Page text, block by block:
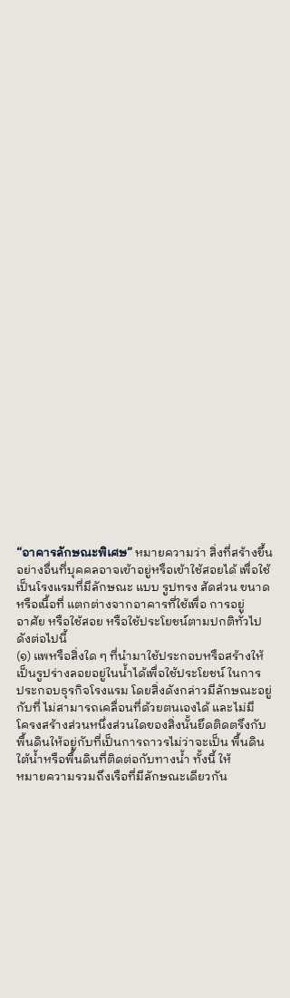
“อาคารลักษณะพิเศษ”หมายความว่า สิ่งที่สร้างขึ้น
อย่างอื่นที่บุคคลอาจเข้าอยู่หรือเข้าใช้สอยได้ เพื่อใช้
เป็นโรงแรมที่มีลักษณะ แบบ รูปทรง สัดส่วน ขนาด
หรือเนื้อที่ แตกต่างจากอาคารที่ใช้เพื่อ การอยู่
อาศัย หรือใช้สอย หรือใช้ประโยชน์ตามปกติทั่วไป
ดังต่อไปนี้
(๑) แพหรือสิ่งใด ๆ ที่นำมาใช้ประกอบหรือสร้างให้
เป็นรูปร่างลอยอยู่ในน้ำได้เพื่อใช้ประโยชน์ ในการ
ประกอบธุรกิจโรงแรม โดยสิ่งดังกล่าวมีลักษณะอยู่
กับที่ ไม่สามารถเคลื่อนที่ด้วยตนเองได้ และไม่มี
โครงสร้างส่วนหนึ่งส่วนใดของสิ่งนั้นยึดติดตรึงกับ
พื้นดินให้อยู่กับที่เป็นการถาวรไม่ว่าจะเป็น พื้นดิน
ใต้น้ำหรือพื้นดินที่ติดต่อกับทางน้ำ ทั้งนี้ ให้
หมายความรวมถึงเรือที่มีลักษณะเดียวกัน